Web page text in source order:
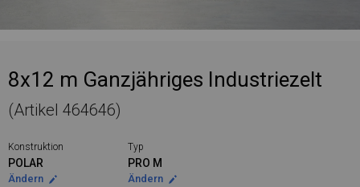
8x12 m Ganzjähriges Industriezelt
(Artikel 464646)
Konstruktion
POLAR
Ändern
Typ
PRO M
Ändern